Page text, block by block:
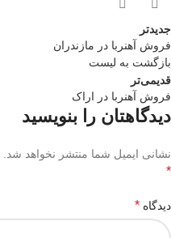
جدیدتر
فروش آهنربا در مازندران
بازگشت به لیست
قدیمی‌تر
فروش آهنربا در اراک
دیدگاهتان را بنویسید
نشانی ایمیل شما منتشر نخواهد شد.
*
دیدگاه *